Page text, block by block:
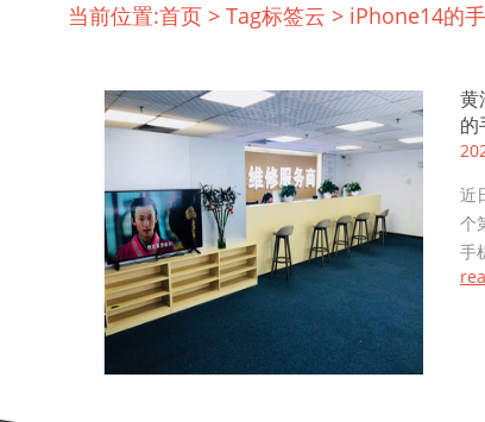
当前位置:首页 > Tag标签云 > iPhone14的
黄
的
近
个
手